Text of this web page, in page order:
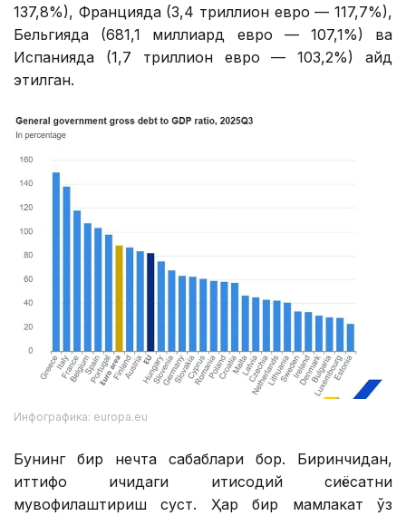
137,8%), Францияда (3,4 триллион евро — 117,7%),
Бельгияда (681,1 миллиард евро — 107,1%) ва
Испанияда (1,7 триллион евро — 103,2%) қайд
этилган.
Инфографика: europa.eu
Бунинг бир нечта сабаблари бор. Биринчидан,
иттифоқ ичидаги иқтисодий сиёсатни
мувофиқлаштириш суст. Ҳар бир мамлакат ўз